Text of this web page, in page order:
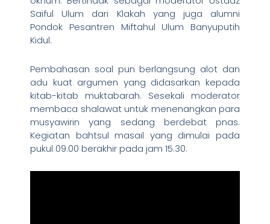
Saiful Ulum dari Klakah yang juga alumni
Pondok Pesantren Miftahul Ulum Banyuputih
Kidul.
Pembahasan soal pun berlangsung alot dan
adu kuat argumen yang didasarkan kepada
kitab-kitab muktabarah. Sesekali moderator
membaca shalawat untuk menenangkan para
musyawirin yang sedang berdebat pnas.
Kegiatan bahtsul masail yang dimulai pada
pukul 09.00 berakhir pada jam 15.30.